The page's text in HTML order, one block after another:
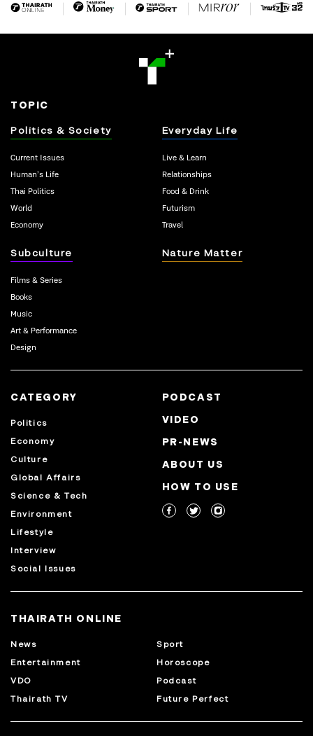
TOPIC
Politics & Society
Current Issues
Human’s Life
Thai Politics
World
Economy
Everyday Life
Live & Learn
Relationships
Food & Drink
Futurism
Travel
Subculture
Films & Series
Books
Music
Art & Performance
Design
Nature Matter
CATEGORY
Politics
Economy
Culture
Global Affairs
Science & Tech
Environment
Lifestyle
Interview
Social Issues
PODCAST
VIDEO
PR-NEWS
ABOUT US
HOW TO USE
THAIRATH ONLINE
News
Sport
Entertainment
Horoscope
VDO
Podcast
Thairath TV
Future Perfect